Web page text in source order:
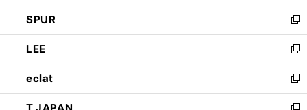
ウ
で
開
く
ン
ド
ウ
で
開
く
ウ
ィ
ン
ド
ウ
で
開
く
し
い
ウ
ィ
ン
ド
ウ
SPUR
新
し
い
ウ
ィ
ン
LEE
新
し
い
ウ
eclat
新
し